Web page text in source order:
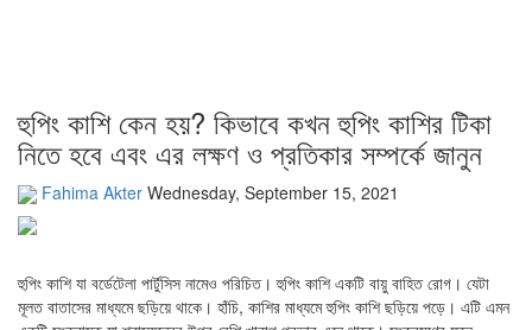
হুপিং কাশি কেন হয়? কিভাবে কখন হুপিং কাশির টিকা
নিতে হবে এবং এর লক্ষণ ও প্রতিকার সম্পর্কে জানুন
Fahima Akter Wednesday, September 15, 2021
হুপিং কাশি যা বর্ডেটেলা পার্টুসিস নামেও পরিচিত। হুপিং কাশি একটি বায়ু বাহিত রোগ। যেটা
মূলত বাতাসের মাধ্যমে ছড়িয়ে থাকে। হাঁচি, কাশির মাধ্যমে হুপিং কাশি ছড়িয়ে পড়ে। এটি এমন